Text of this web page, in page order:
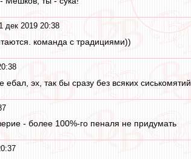
дек 2019 20:38
команда с традициями))
эх, так бы сразу без всяких сиськомятий.
- более 100%-го пеналя не придумать